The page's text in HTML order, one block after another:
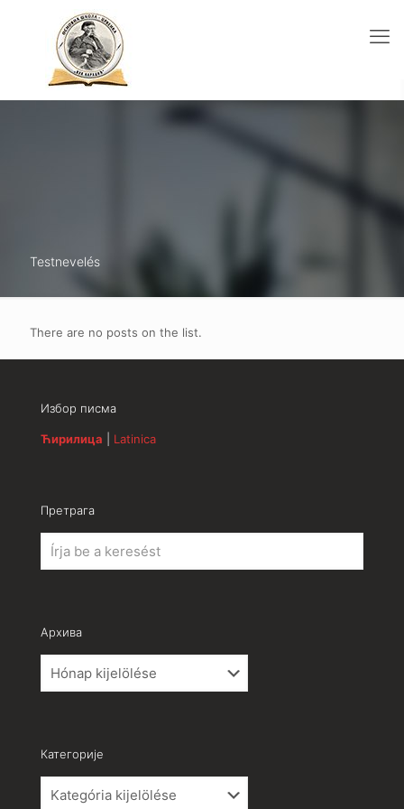
Testnevelés
There are no posts on the list.
Избор писма
Ћирилица Latinica
Претрага
Архива
Категорије